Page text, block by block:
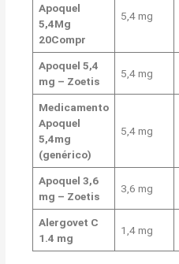
Apoquel
5,4Mg
20Compr
5,4 mg
Apoquel 5,4
mg – Zoetis
5,4 mg
Medicamento
Apoquel
5,4mg
(genérico)
5,4 mg
Apoquel 3,6
mg – Zoetis
3,6 mg
Alergovet C
1.4 mg
1,4 mg